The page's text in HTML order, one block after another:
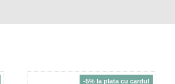
-5% la plata cu cardul